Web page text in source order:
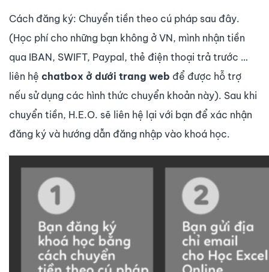
Cách đăng ký: Chuyển tiền theo cú pháp sau đây.
(Học phí cho những bạn không ở VN, mình nhận tiền
qua IBAN, SWIFT, Paypal, thẻ điện thoại trả trước …
liên hệ chatbox ở dưới trang web để được hỗ trợ
nếu sử dụng các hình thức chuyển khoản này). Sau khi
chuyển tiền, H.E.O. sẽ liên hệ lại với bạn để xác nhận
đăng ký và hướng dẫn đăng nhập vào khoá học.